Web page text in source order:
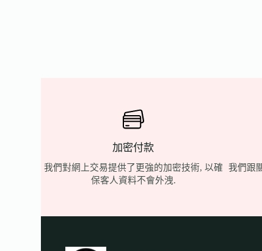
加密付款
我們對網上交易提供了更強的加密技術, 以確
保客人資料不會外洩.
我們跟